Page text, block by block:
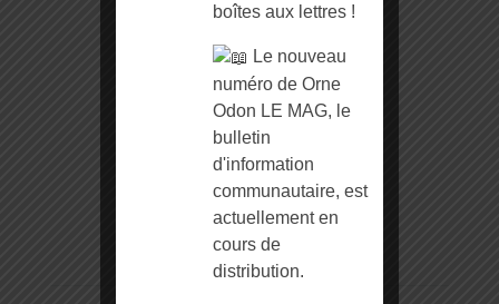
boîtes aux lettres !
Le nouveau
numéro de Orne
Odon LE MAG, le
bulletin
d'information
communautaire, est
actuellement en
cours de
distribution.